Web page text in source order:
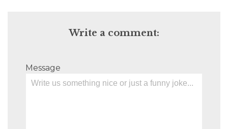
Write a comment:
Message